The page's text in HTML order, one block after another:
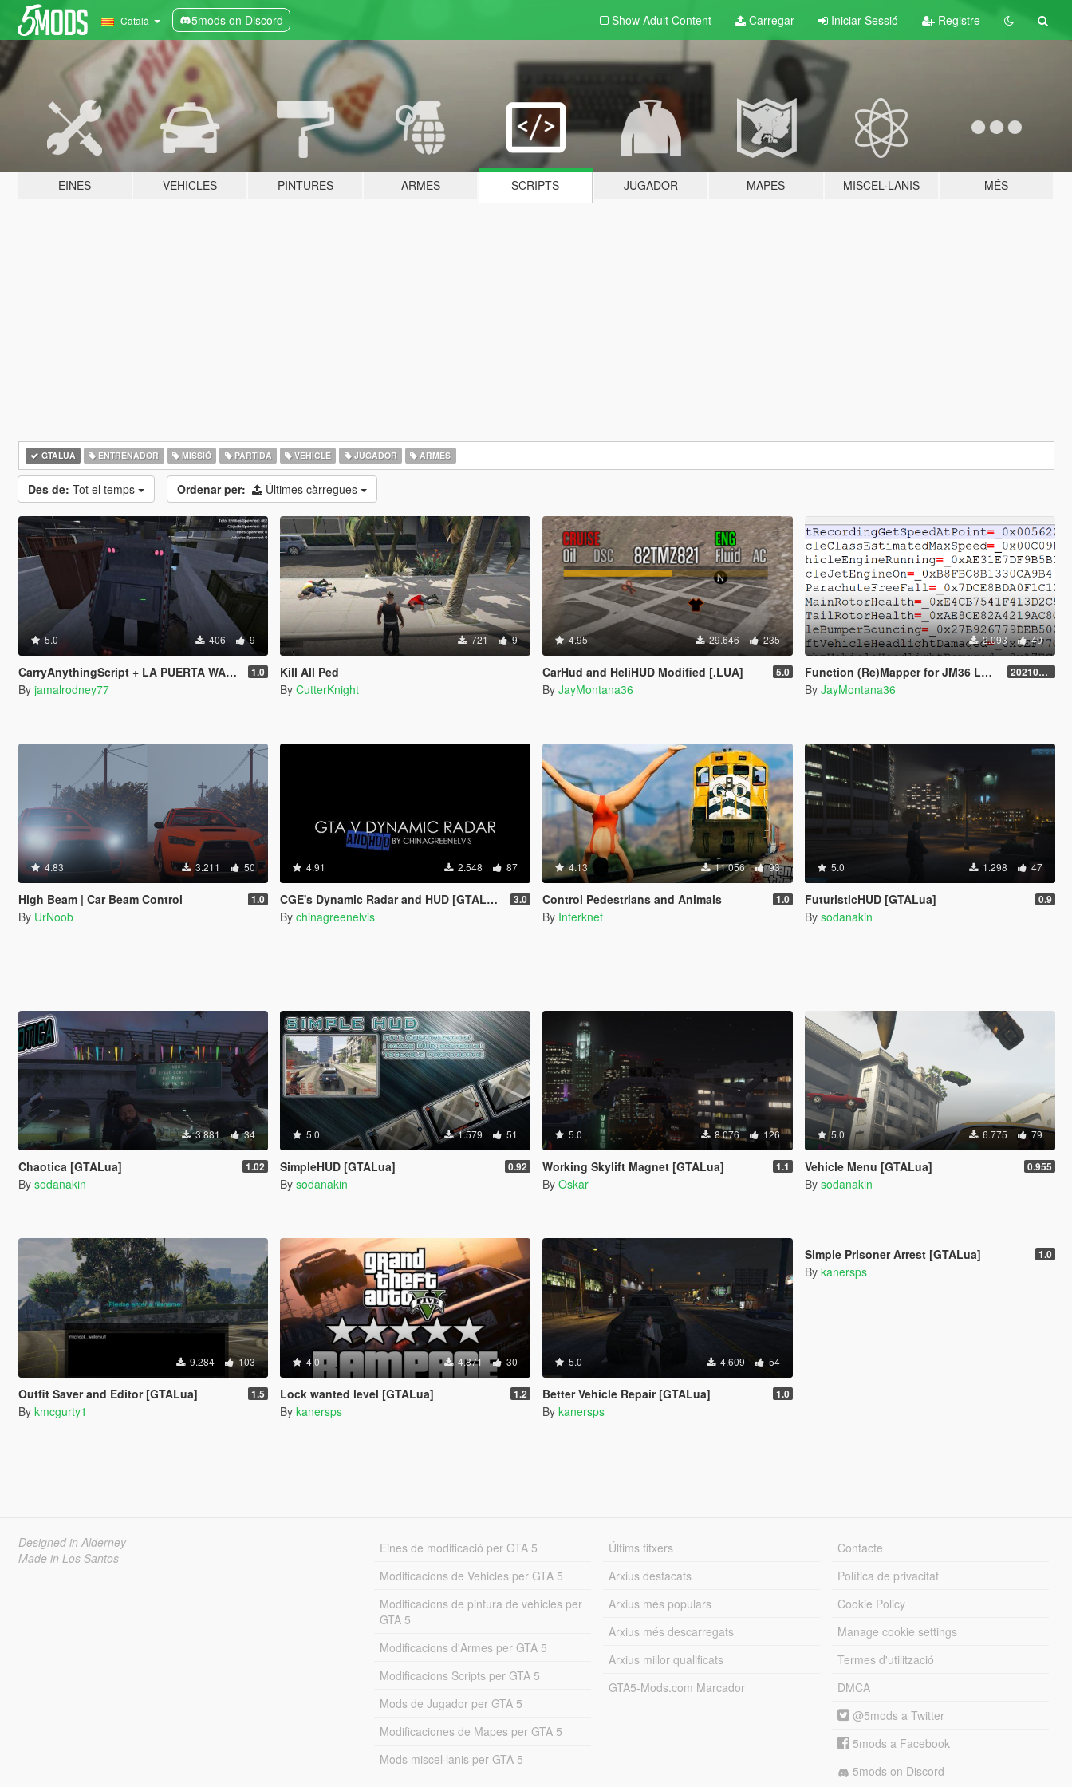
Català 5mods on Discord Show Adult Content Carregar Iniciar Sessió Registre
EINES VEHICLES PINTURES ARMES SCRIPTS JUGADOR MAPES MISCEL·LANIS MÉS
GTALUA ENTRENADOR MISSIÓ PARTIDA VEHICLE JUGADOR ARMES
Des de: Tot el temps Ordenar per: Últimes càrregues
5.0 406 9
CarryAnythingScript + LA PUERTA WASTE STATION – Street Garbage Pickup 1.0
By jamalrodney77
721 9
Kill All Ped
By CutterKnight
4.95 29.646 235
CarHud and HeliHUD Modified [.LUA] 5.0
By JayMontana36
2.093 40
Function (Re)Mapper for JM36 Lua Plugin 20210909.001
By JayMontana36
4.83 3.211 50
High Beam | Car Beam Control 1.0
By UrNoob
4.91 2.548 87
CGE's Dynamic Radar and HUD [GTALua] 3.0
By chinagreenelvis
4.13 11.056 93
Control Pedestrians and Animals 1.0
By Interknet
5.0 1.298 47
FuturisticHUD [GTALua] 0.9
By sodanakin
3.881 34
Chaotica [GTALua] 1.02
By sodanakin
5.0 1.579 51
SimpleHUD [GTALua] 0.92
By sodanakin
5.0 8.076 126
Working Skylift Magnet [GTALua] 1.1
By Oskar
5.0 6.775 79
Vehicle Menu [GTALua] 0.955
By sodanakin
9.284 103
Outfit Saver and Editor [GTALua] 1.5
By kmcgurty1
4.0 4.871 30
Lock wanted level [GTALua] 1.2
By kanersps
5.0 4.609 54
Better Vehicle Repair [GTALua] 1.0
By kanersps
Simple Prisoner Arrest [GTALua] 1.0
By kanersps
Designed in Alderney
Made in Los Santos
Eines de modificació per GTA 5
Modificacions de Vehicles per GTA 5
Modificacions de pintura de vehicles per
GTA 5
Modificacions d'Armes per GTA 5
Modificacions Scripts per GTA 5
Mods de Jugador per GTA 5
Modificaciones de Mapes per GTA 5
Mods miscel·lanis per GTA 5
Últims fitxers
Arxius destacats
Arxius més populars
Arxius més descarregats
Arxius millor qualificats
GTA5-Mods.com Marcador
Contacte
Política de privacitat
Cookie Policy
Manage cookie settings
Termes d'utilització
DMCA
@5mods a Twitter
5mods a Facebook
5mods on Discord